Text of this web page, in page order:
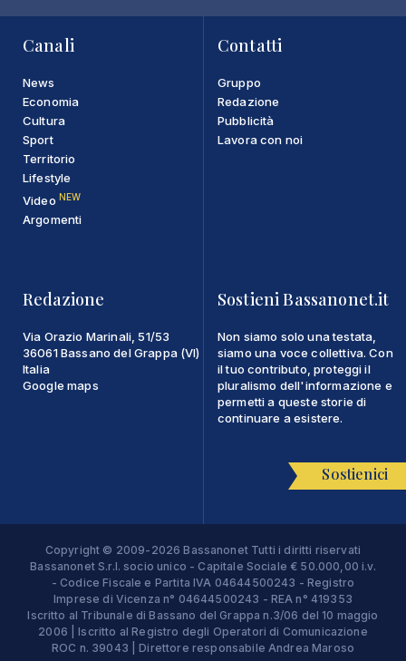
Canali
News
Economia
Cultura
Sport
Territorio
Lifestyle
Video NEW
Argomenti
Contatti
Gruppo
Redazione
Pubblicità
Lavora con noi
Redazione
Via Orazio Marinali, 51/53
36061 Bassano del Grappa (VI)
Italia
Google maps
Sostieni Bassanonet.it
Non siamo solo una testata,
siamo una voce collettiva. Con
il tuo contributo, proteggi il
pluralismo dell'informazione e
permetti a queste storie di
continuare a esistere.
Sostienici
Copyright © 2009-2026 Bassanonet Tutti i diritti riservati
Bassanonet S.r.l. socio unico - Capitale Sociale € 50.000,00 i.v.
- Codice Fiscale e Partita IVA 04644500243 - Registro
Imprese di Vicenza n° 04644500243 - REA n° 419353
Iscritto al Tribunale di Bassano del Grappa n.3/06 del 10 maggio
2006 | Iscritto al Registro degli Operatori di Comunicazione
ROC n. 39043 | Direttore responsabile Andrea Maroso